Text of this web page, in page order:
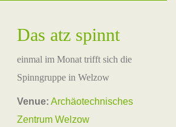
Das atz spinnt
einmal im Monat trifft sich die
Spinngruppe in Welzow
Venue: Archäotechnisches
Zentrum Welzow